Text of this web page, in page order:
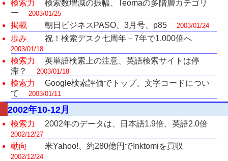
検索力
検索数増減の振幅、Teomaの多階層カテゴリ
ー
2003/01/25
掲載 朝日ビジネスPASO、3月号、p85 2003/01/24
歩み 祝！検索デスク七周年－7年で1,000倍へ
2003/01/18
検索力
英単語検索上の注意、英語検索サイトは停
滞？
2003/01/18
検索力
Google検索評価でトップ、文字コードについ
て
2003/01/11
2002年10-12月
検索力 2002年のデータは、日本語1.9倍、英語2.0倍
2002/12/27
動向 米Yahoo!、約280億円でInktomiを買収
2002/12/24